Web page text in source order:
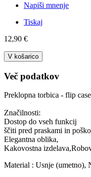
Napiši mnenje
Tiskaj
12,90 €
V košarico
Več podatkov
Preklopna torbica - flip
Značilnosti:
Dostop do vseh funkcij
ščiti pred praskami in
Elegantna oblika,
Kakovostna
Material : Usnje (umetno),